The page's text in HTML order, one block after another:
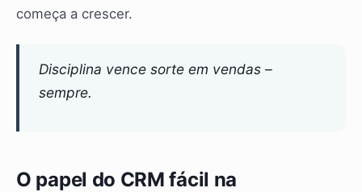
começa a crescer.
Disciplina vence sorte em vendas –
sempre.
O papel do CRM fácil na